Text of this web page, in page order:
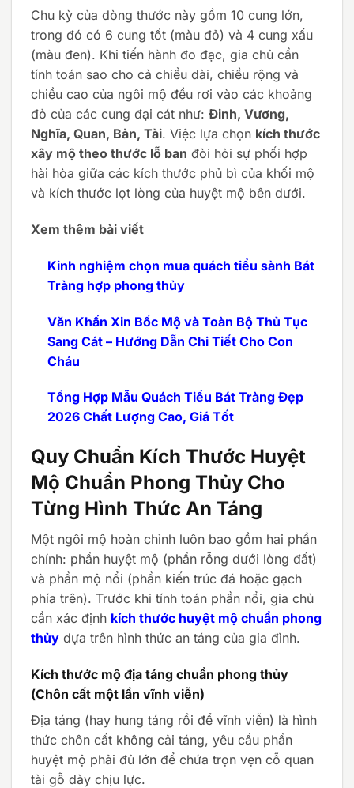
Chu kỳ của dòng thước này gồm 10 cung lớn,
trong đó có 6 cung tốt (màu đỏ) và 4 cung xấu
(màu đen). Khi tiến hành đo đạc, gia chủ cần
tính toán sao cho cả chiều dài, chiều rộng và
chiều cao của ngôi mộ đều rơi vào các khoảng
đỏ của các cung đại cát như: Đinh, Vương,
Nghĩa, Quan, Bản, Tài. Việc lựa chọn kích thước
xây mộ theo thước lỗ ban đòi hỏi sự phối hợp
hài hòa giữa các kích thước phủ bì của khối mộ
và kích thước lọt lòng của huyệt mộ bên dưới.
Xem thêm bài viết
Kinh nghiệm chọn mua quách tiểu sành Bát
Tràng hợp phong thủy
Văn Khấn Xin Bốc Mộ và Toàn Bộ Thủ Tục
Sang Cát – Hướng Dẫn Chi Tiết Cho Con
Cháu
Tổng Hợp Mẫu Quách Tiểu Bát Tràng Đẹp
2026 Chất Lượng Cao, Giá Tốt
Quy Chuẩn Kích Thước Huyệt
Mộ Chuẩn Phong Thủy Cho
Từng Hình Thức An Táng
Một ngôi mộ hoàn chỉnh luôn bao gồm hai phần
chính: phần huyệt mộ (phần rỗng dưới lòng đất)
và phần mộ nổi (phần kiến trúc đá hoặc gạch
phía trên). Trước khi tính toán phần nổi, gia chủ
cần xác định kích thước huyệt mộ chuẩn phong
thủy dựa trên hình thức an táng của gia đình.
Kích thước mộ địa táng chuẩn phong thủy
(Chôn cất một lần vĩnh viễn)
Địa táng (hay hung táng rồi để vĩnh viễn) là hình
thức chôn cất không cải táng, yêu cầu phần
huyệt mộ phải đủ lớn để chứa trọn vẹn cỗ quan
tài gỗ dày chịu lực.